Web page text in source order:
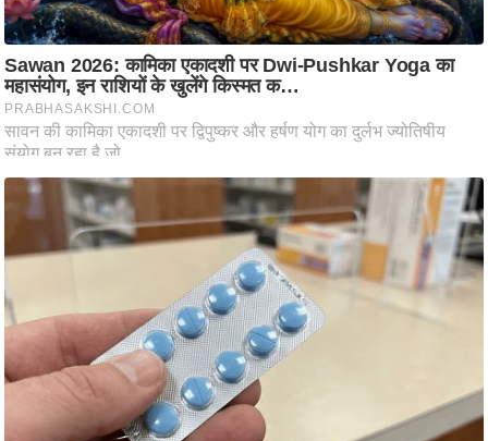
श
न
शि
प
रा
ज
नी
ति
वि
ण
स
सा